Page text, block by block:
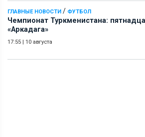
ГЛАВНЫЕ НОВОСТИ / ФУТБОЛ
Чемпионат Туркменистана:
«Аркадага»
17:55 | 10 августа